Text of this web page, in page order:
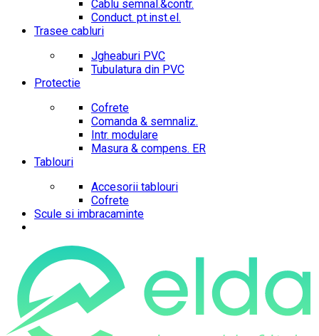
Cablu semnal.&contr.
Conduct. pt.inst.el.
Trasee cabluri
Jgheaburi PVC
Tubulatura din PVC
Protectie
Cofrete
Comanda & semnaliz.
Intr. modulare
Masura & compens. ER
Tablouri
Accesorii tablouri
Cofrete
Scule si imbracaminte